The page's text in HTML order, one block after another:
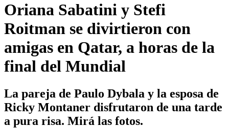
Oriana Sabatini y Stefi
Roitman se divirtieron con
amigas en Qatar, a horas de la
final del Mundial
La pareja de Paulo Dybala y la esposa de
Ricky Montaner disfrutaron de una tarde
a pura risa. Mirá las fotos.